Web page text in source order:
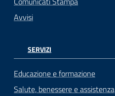
Avvisi
SERVIZI
Educazione e formazione
Salute, benessere e assistenza